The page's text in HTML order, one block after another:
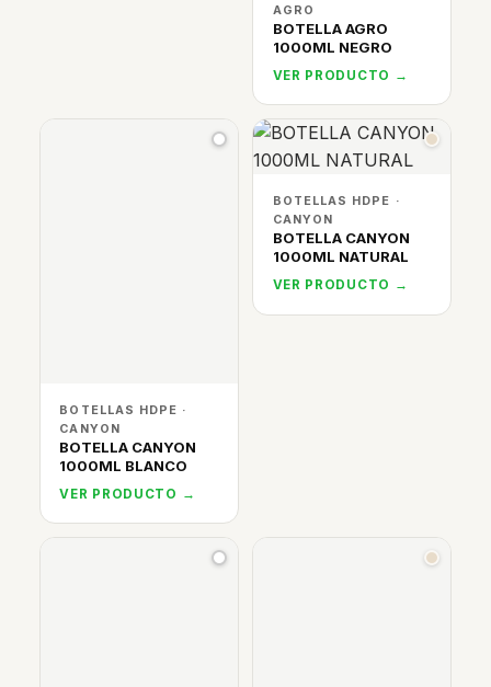
AGRO
BOTELLA AGRO
1000ML NEGRO
VER PRODUCTO →
BOTELLAS HDPE ·
CANYON
BOTELLA CANYON
1000ML BLANCO
VER PRODUCTO →
BOTELLAS HDPE ·
CANYON
BOTELLA CANYON
1000ML NATURAL
VER PRODUCTO →